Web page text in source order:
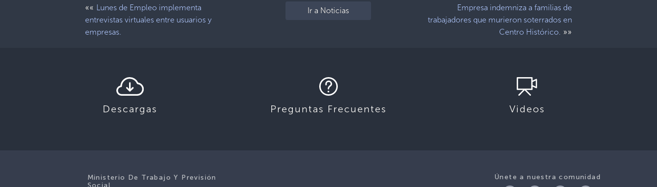
«« Lunes de Empleo implementa
entrevistas virtuales entre usuarios y
empresas.
Ir a Noticias
Empresa indemniza a familias de
trabajadores que murieron soterrados en
Centro Histórico. »»
Descargas Preguntas Frecuentes Videos
Únete a nuestra comunidad
Ministerio De Trabajo Y Previsión
Social